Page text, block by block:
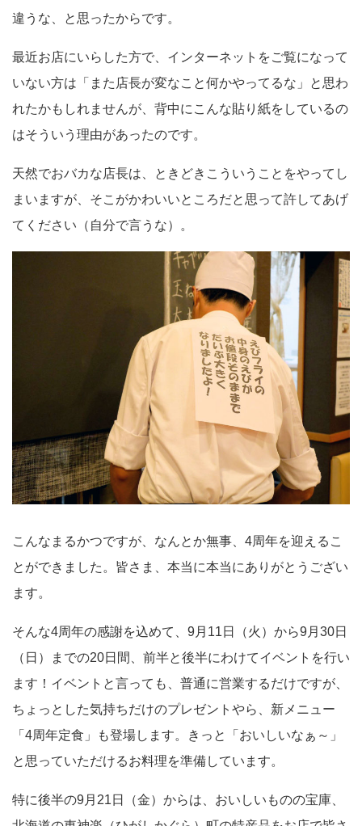
違うな、と思ったからです。
最近お店にいらした方で、インターネットをご覧になって
いない方は「また店長が変なこと何かやってるな」と思わ
れたかもしれませんが、背中にこんな貼り紙をしているの
はそういう理由があったのです。
天然でおバカな店長は、ときどきこういうことをやってし
まいますが、そこがかわいいところだと思って許してあげ
てください（自分で言うな）。
こんなまるかつですが、なんとか無事、4周年を迎えるこ
とができました。皆さま、本当に本当にありがとうござい
ます。
そんな4周年の感謝を込めて、9月11日（火）から9月30日
（日）までの20日間、前半と後半にわけてイベントを行い
ます！イベントと言っても、普通に営業するだけですが、
ちょっとした気持ちだけのプレゼントやら、新メニュー
「4周年定食」も登場します。きっと「おいしいなぁ～」
と思っていただけるお料理を準備しています。
特に後半の9月21日（金）からは、おいしいものの宝庫、